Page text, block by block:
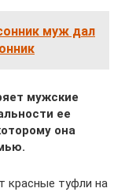
муж дал
мужские
ее
она
красные туфли на